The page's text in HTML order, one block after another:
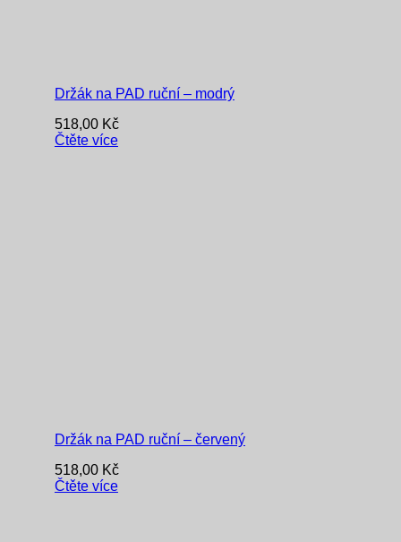
Držák na PAD ruční – modrý
518,00 Kč
Čtěte více
Držák na PAD ruční – červený
518,00 Kč
Čtěte více